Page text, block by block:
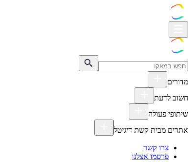
מדורים
חשוב לדעת
שיתופי פעולה
אתרים מבית קשת דיגיטל
צרו קשר
פרסמו אצלנו